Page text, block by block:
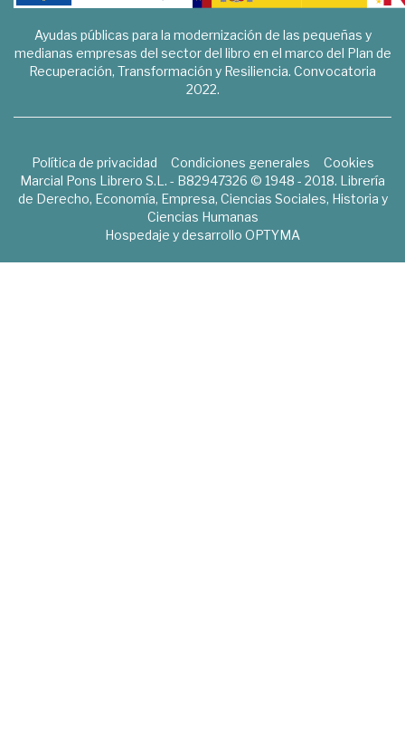
Ayudas públicas para la modernización de las pequeñas y
medianas empresas del sector del libro en el marco del Plan de
Recuperación, Transformación y Resiliencia. Convocatoria
2022.
Política de privacidad Condiciones generales
Cookies
Marcial Pons Librero S.L. - B82947326 © 1948 - 2018. Librería
de Derecho, Economía, Empresa, Ciencias Sociales, Historia y
Ciencias Humanas
Hospedaje y desarrollo OPTYMA